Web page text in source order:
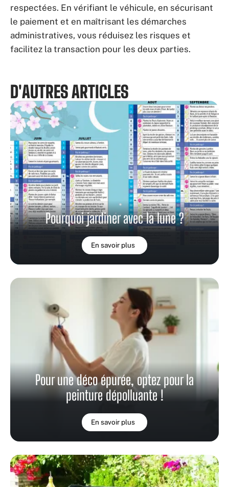
respectées. En vérifiant le véhicule, en sécurisant
le paiement et en maîtrisant les démarches
administratives, vous réduisez les risques et
facilitez la transaction pour les deux parties.
D'AUTRES ARTICLES
Pourquoi jardiner avec la lune ?
En savoir plus
Pour une déco épurée, optez pour la
peinture dépolluante !
En savoir plus